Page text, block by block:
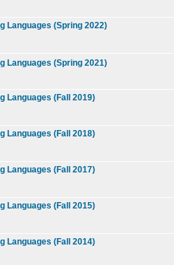
Languages (Spring 2022)
Languages (Spring 2021)
Languages (Fall 2019)
Languages (Fall 2018)
Languages (Fall 2017)
Languages (Fall 2015)
Languages (Fall 2014)